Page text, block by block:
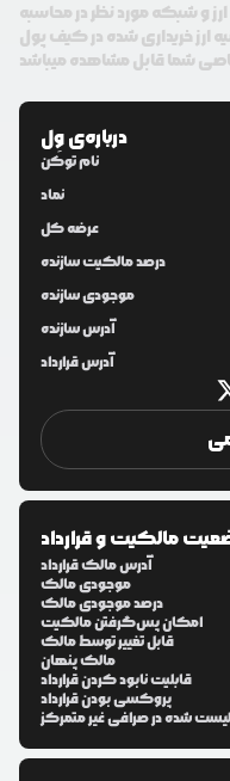
و شبکه مورد نظر در محاسبه
ارز خریداری شده در کیف پول
درباره‌یوِل
نام توکن
نماد
عرضه کل
درصد مالکیت سازنده
موجودی سازنده
آدرس سازنده
آدرس قرارداد
مالکیت و قرارداد
آدرس مالک قرارداد
موجودی مالک
درصد موجودی مالک
امکان پس‌گرفتن مالکیت
قابل تغییر توسط مالک
مالک پنهان
قابلیت نابود کردن قرارداد
پروکسی بودن قرارداد
لیست شده در صرافی غیر متمرکز